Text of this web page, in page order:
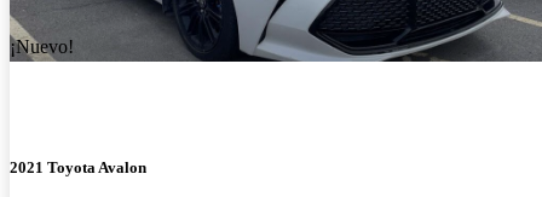
¡Nuevo!
2021 Toyota Avalon